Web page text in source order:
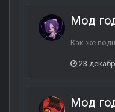
Мод
Как же
23
Мод